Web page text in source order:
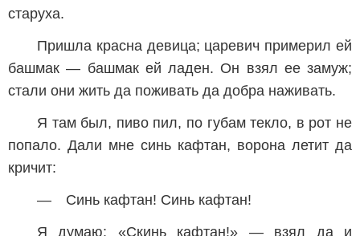
старуха.
Пришла красна девица; царевич примерил ей
башмак — башмак ей ладен. Он взял ее замуж;
стали они жить да поживать да добра наживать.
Я там был, пиво пил, по губам текло, в рот не
попало. Дали мне синь кафтан, ворона летит да
кричит:
— Синь кафтан! Синь кафтан!
Я думаю: «Скинь кафтан!» — взял да и